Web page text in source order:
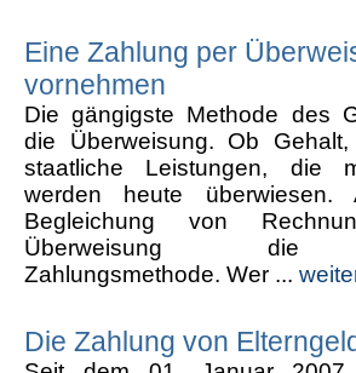
Eine Zahlung per
vornehmen
Die gängigste Methode des
die Überweisung. Ob
staatliche Leistungen, die
werden heute
Begleichung von
Überweisung die
Zahlungsmethode. Wer ...
Die Zahlung von